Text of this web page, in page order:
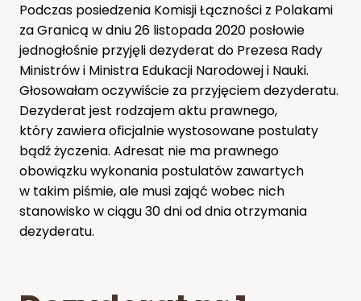
Podczas posiedzenia Komisji Łączności z Polakami
za Granicą w dniu 26 listopada 2020 posłowie
jednogłośnie przyjęli dezyderat do Prezesa Rady
Ministrów i Ministra Edukacji Narodowej i Nauki.
Głosowałam oczywiście za przyjęciem dezyderatu.
Dezyderat jest rodzajem aktu prawnego,
który zawiera oficjalnie wystosowane postulaty
bądź życzenia. Adresat nie ma prawnego
obowiązku wykonania postulatów zawartych
w takim piśmie, ale musi zająć wobec nich
stanowisko w ciągu 30 dni od dnia otrzymania
dezyderatu.